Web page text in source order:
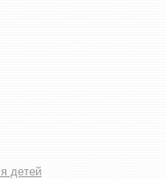
детей